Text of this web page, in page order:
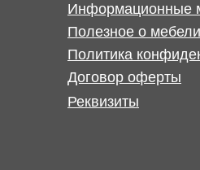
Политика
Реквизиты
Договор оферты
Полезное о мебели
Информационные